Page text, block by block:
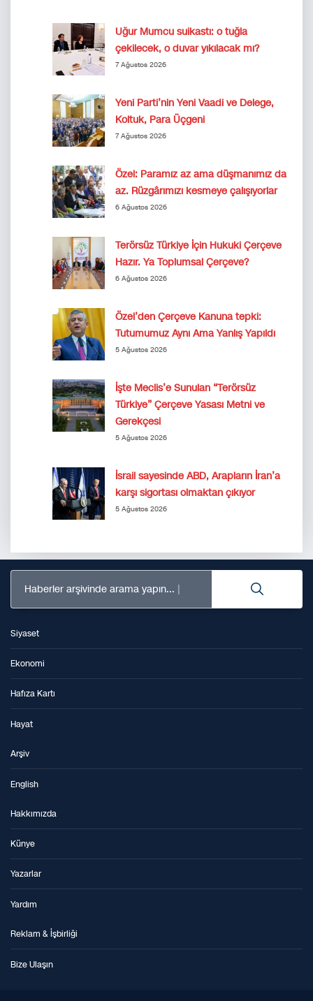
Uğur Mumcu suikastı: o tuğla
çekilecek, o duvar yıkılacak mı?
7 Ağustos 2026
Yeni Parti’nin Yeni Vaadi ve Delege,
Koltuk, Para Üçgeni
7 Ağustos 2026
Özel: Paramız az ama düşmanımız da
az. Rüzgârımızı kesmeye çalışıyorlar
6 Ağustos 2026
Terörsüz Türkiye İçin Hukuki Çerçeve
Hazır. Ya Toplumsal Çerçeve?
6 Ağustos 2026
Özel’den Çerçeve Kanuna tepki:
Tutumumuz Aynı Ama Yanlış Yapıldı
5 Ağustos 2026
İşte Meclis’e Sunulan “Terörsüz
Türkiye” Çerçeve Yasası Metni ve
Gerekçesi
5 Ağustos 2026
İsrail sayesinde ABD, Arapların İran’a
karşı sigortası olmaktan çıkıyor
5 Ağustos 2026
Haberler arşivinde arama yapın...
Siyaset
Ekonomi
Hafıza Kartı
Hayat
Arşiv
English
Hakkımızda
Künye
Yazarlar
Yardım
Reklam & İşbirliği
Bize Ulaşın